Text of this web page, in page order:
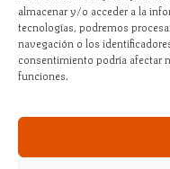
almacenar y/o acceder a la
tecnologías, podremos
navegación o los
consentimiento podría afectar
funciones.
Cómo elegir la medida
online